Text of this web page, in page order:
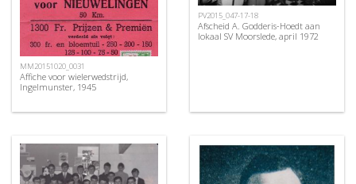
MM20151020_0031
Affiche voor wielerwedstrijd,
Ingelmunster, 1945
PV2015_047-17-18
Afscheid A. Godderis-Hoedt aan
lokaal SV Moorslede, april 1972